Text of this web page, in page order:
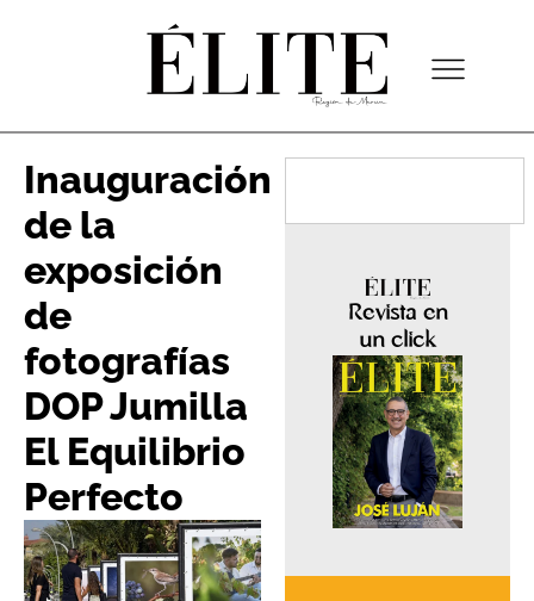
Inauguración
de la
exposición
de
fotografías
DOP Jumilla
El Equilibrio
Perfecto
Revista en
un click